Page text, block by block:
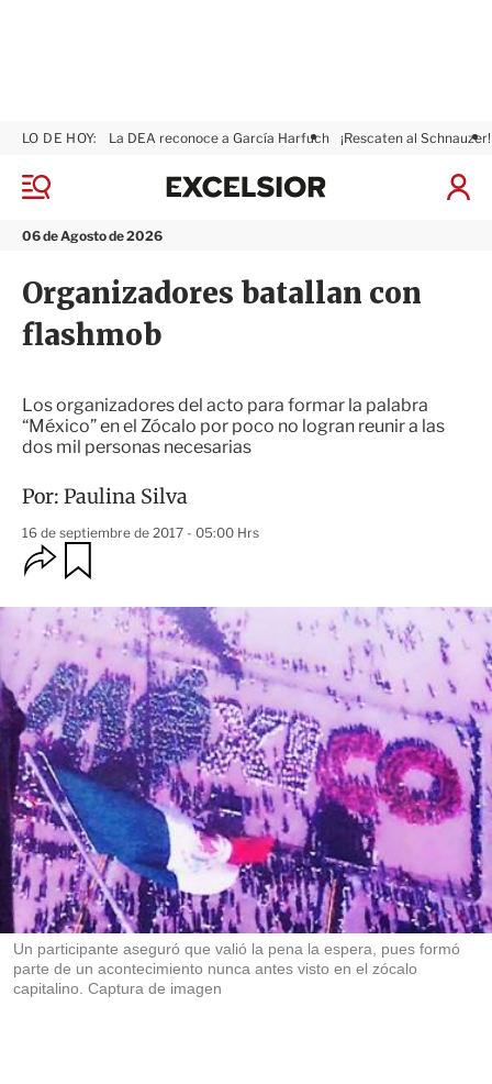
M
n
06 de Agosto de 2026
LO DE HOY: La DEA reconoce a García Harfuch ¡Rescaten al Schnauzer!
I
x
i
Organizadores batallan con
flashmob
Los organizadores del acto para formar la palabra
“México” en el Zócalo por poco no logran reunir a las
dos mil personas necesarias
Por: Paulina Silva
16 de septiembre de 2017 - 05:00 Hrs
O
p
i
o
n
e
s
d
e
c
o
m
p
a
r
t
i
r
r
a
Un participante aseguró que valió la pena la espera, pues formó
parte de un acontecimiento nunca antes visto en el zócalo
capitalino. Captura de imagen